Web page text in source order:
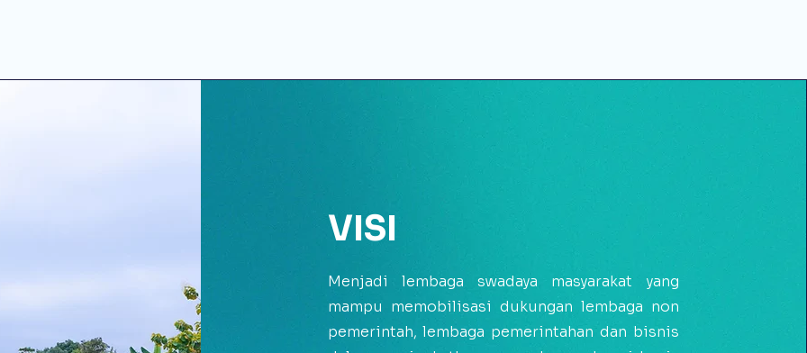
VISI
Menjadi lembaga swadaya masyarakat yang
mampu memobilisasi dukungan lembaga non
pemerintah, lembaga pemerintahan dan bisnis